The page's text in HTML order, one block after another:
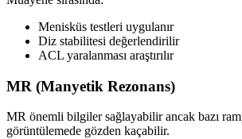
Menisküs testleri uygulanır
Diz stabilitesi değerlendirilir
ACL yaralanması araştırılır
MR (Manyetik Rezonans)
MR önemli bilgiler sağlayabilir ancak bazı
görüntülemede gözden kaçabilir.